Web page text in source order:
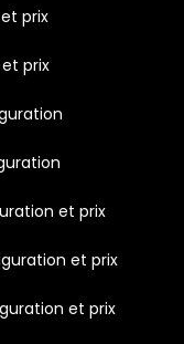
prix
prix
et prix
et prix
et prix